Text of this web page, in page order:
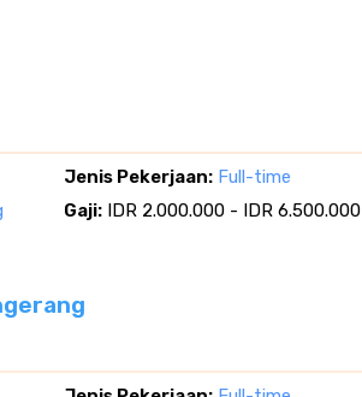
Jenis Pekerjaan: Full-time
Gaji: IDR 2.000.000 - IDR 6.500.000